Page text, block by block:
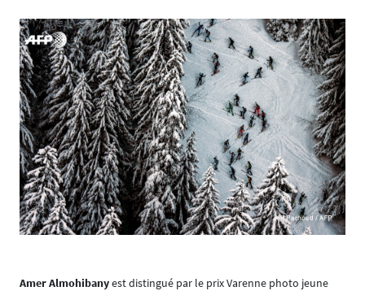
Amer Almohibanyest distingué par le prix Varenne photo jeune